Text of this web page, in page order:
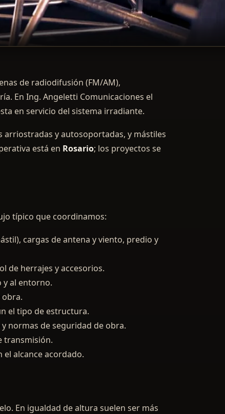
de radiodifusión (FM/AM),
En Ing. Angeletti Comunicaciones el
en servicio del sistema irradiante.
arriostradas y autosoportadas, y mástiles
está en Rosario; los proyectos se
típico que coordinamos:
cargas de antena y viento, predio y
de herrajes y accesorios.
al entorno.
el tipo de estructura.
normas de seguridad de obra.
transmisión.
alcance acordado.
En igualdad de altura suelen ser más